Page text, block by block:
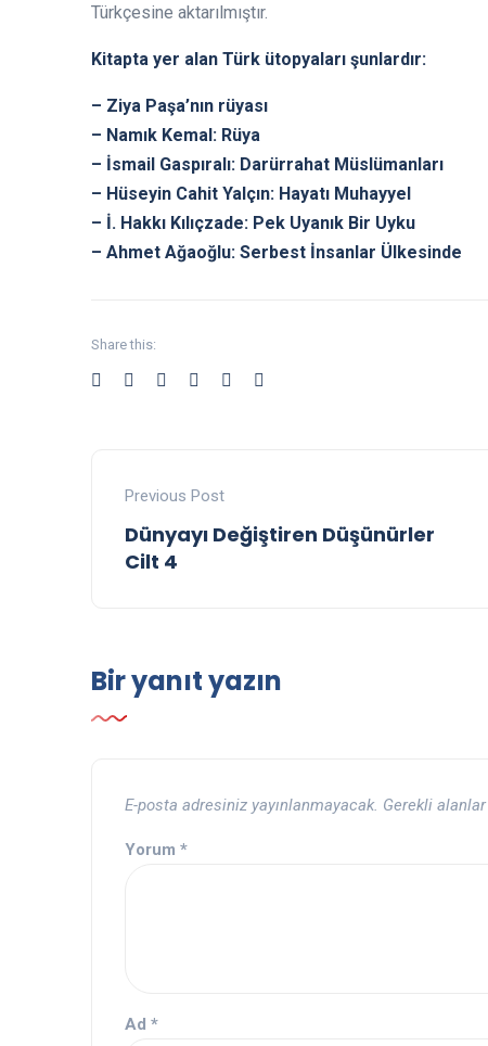
Türkçesine aktarılmıştır.
Kitapta yer alan Türk ütopyaları şunlardır:
– Ziya Paşa’nın rüyası
– Namık Kemal: Rüya
– İsmail Gaspıralı: Darürrahat Müslümanları
– Hüseyin Cahit Yalçın: Hayatı Muhayyel
– İ. Hakkı Kılıçzade: Pek Uyanık Bir Uyku
– Ahmet Ağaoğlu: Serbest İnsanlar Ülkesinde
Share this:
Previous Post
Dünyayı Değiştiren Düşünürler
Cilt 4
Bir yanıt yazın
E-posta adresiniz yayınlanmayacak. Gerekli alanlar
Yorum *
Ad *